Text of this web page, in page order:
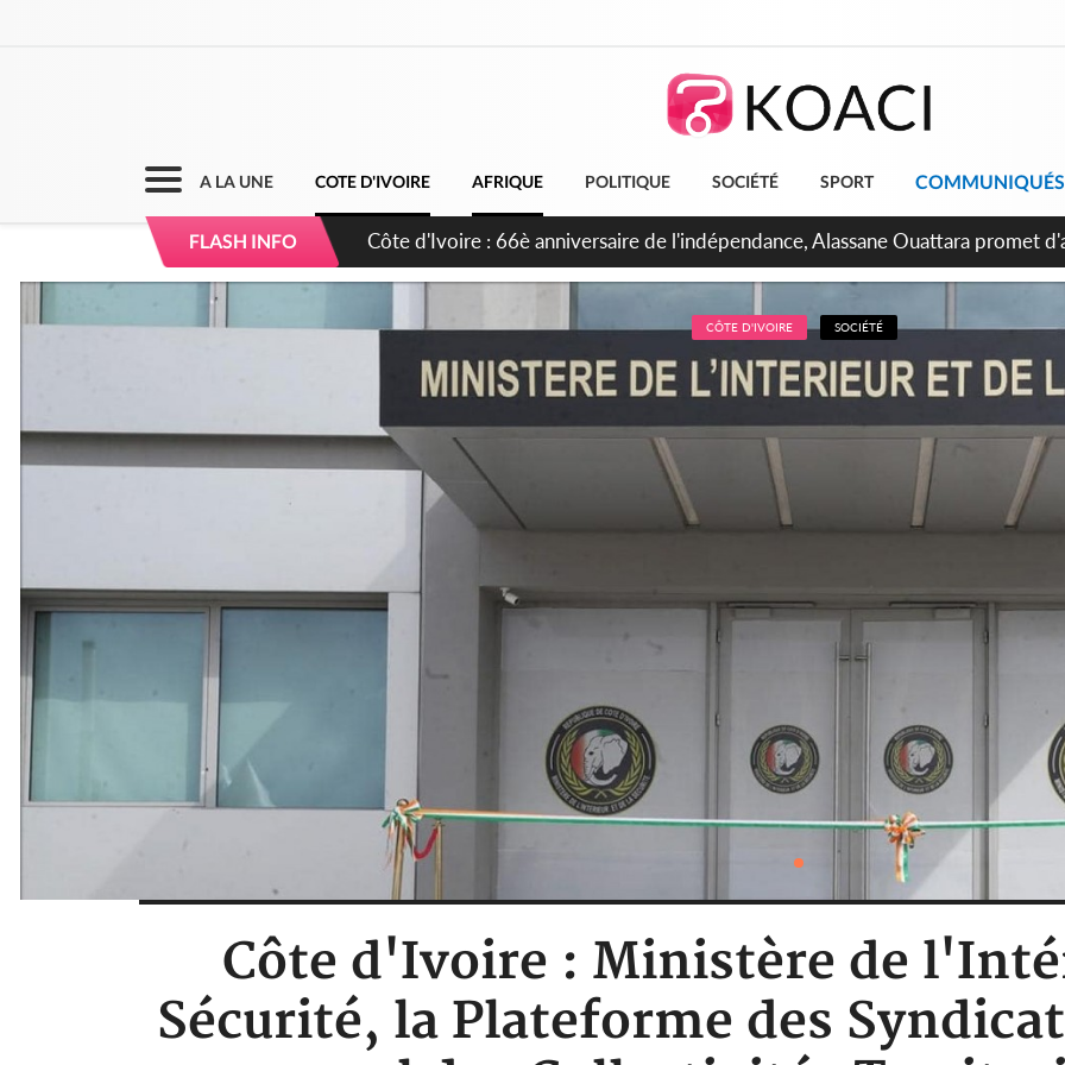
A LA UNE COTE D'IVOIRE AFRIQUE POLITIQUE SOCIÉTÉ SPORT COMMUNIQUÉS
FLASH INFO
Côte d'Ivoire : À Abidjan, Amadou Oury Bah admire le modèle ivoirien et veut
développement de la Guinée
CÔTE D'IVOIRE SOCIÉTÉ
Côte d'Ivoire : Ministère de
Sécurité, la Plateforme des